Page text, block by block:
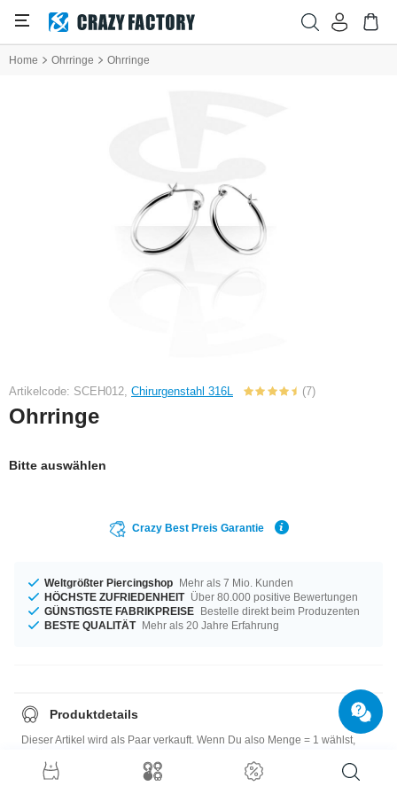
Home Ohrringe Ohrringe
Artikelcode: SCEH012, Chirurgenstahl 316L (7)
Ohrringe
Bitte auswählen
Crazy Best Preis Garantie
Weltgrößter Piercingshop Mehr als 7 Mio. Kunden
HÖCHSTE ZUFRIEDENHEIT Über 80.000 positive Bewertungen
GÜNSTIGSTE FABRIKPREISE Bestelle direkt beim Produzenten
BESTE QUALITÄT Mehr als 20 Jahre Erfahrung
Produktdetails
Dieser Artikel wird als Paar verkauft. Wenn Du also Menge = 1 wählst,